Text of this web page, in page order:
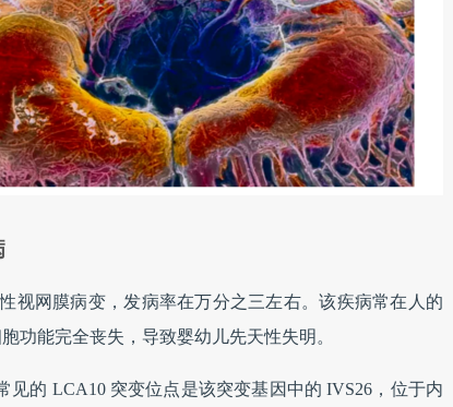
视网膜病变，发病率在万分之三左右。该疾病常在人的
功能完全丧失，导致婴幼儿先天性失明。
见的 LCA10 突变位点是该突变基因中的 IVS26，位于内